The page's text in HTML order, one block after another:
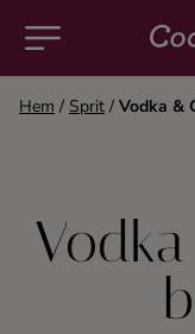
Alla cocktails
Hem / Sprit / Vodka &